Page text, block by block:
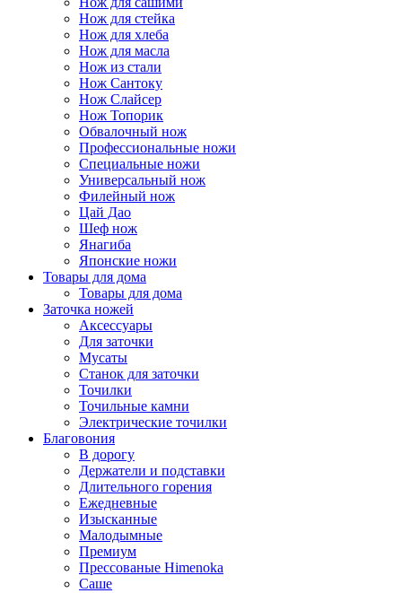
Нож для стейка
Нож для хлеба
Нож для масла
Нож из стали
Нож Сантоку
Нож Слайсер
Нож Топорик
Обвалочный нож
Профессиональные ножи
Специальные ножи
Универсальный нож
Филейный нож
Цай Дао
Шеф нож
Янагиба
Японские ножи
Товары для дома
Товары для дома
Заточка ножей
Аксессуары
Для заточки
Мусаты
Станок для заточки
Точилки
Точильные камни
Электрические точилки
Благовония
В дорогу
Держатели и подставки
Длительного горения
Ежедневные
Изысканные
Малодымные
Премиум
Прессованые Himenoka
Саше